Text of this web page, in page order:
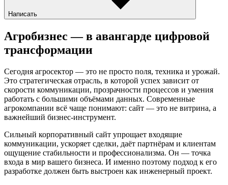
Написать
Агробизнес — в авангарде цифровой
трансформации
Сегодня агросектор — это не просто поля, техника и урожай.
Это стратегическая отрасль, в которой успех зависит от
скорости коммуникации, прозрачности процессов и умения
работать с большими объёмами данных. Современные
агрокомпании всё чаще понимают: сайт — это не витрина, а
важнейший бизнес-инструмент.
Сильный корпоративный сайт упрощает входящие
коммуникации, ускоряет сделки, даёт партнёрам и клиентам
ощущение стабильности и профессионализма. Он — точка
входа в мир вашего бизнеса. И именно поэтому подход к его
разработке должен быть выстроен как инженерный проект.